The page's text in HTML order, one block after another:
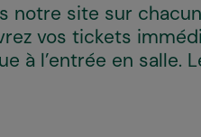
notre site sur
vos tickets
à l’entrée en salle.